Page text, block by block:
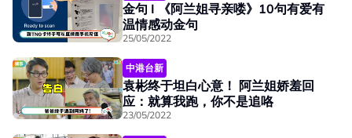
金句 I 《阿兰姐寻亲喽》10句有爱有
温情感动金句
25/05/2022
中港台新
袁彬终于坦白心意！ 阿兰姐娇羞回
应：就算我跑，你不是追咯
23/05/2022